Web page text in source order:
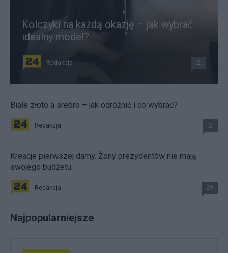
Kolczyki na każdą okazję – jak wybrać
idealny model?
Redakcja 2
Białe złoto a srebro – jak odróżnić i co wybrać?
Redakcja 2
Kreacje pierwszej damy. Żony prezydentów nie mają
swojego budżetu
Redakcja 29
Najpopularniejsze